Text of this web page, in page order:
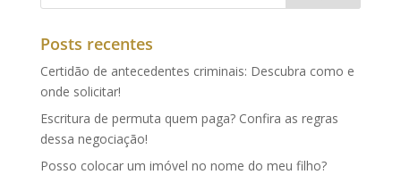
Posts recentes
Certidão de antecedentes criminais: Descubra como e
onde solicitar!
Escritura de permuta quem paga? Confira as regras
dessa negociação!
Posso colocar um imóvel no nome do meu filho?